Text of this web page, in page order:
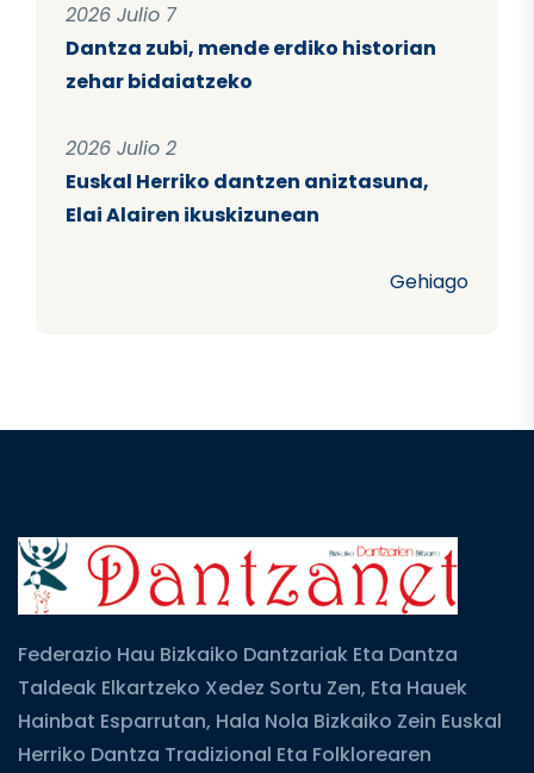
2026 Julio 7
Dantza zubi, mende erdiko historian
zehar bidaiatzeko
2026 Julio 2
Euskal Herriko dantzen aniztasuna,
Elai Alairen ikuskizunean
Gehiago
Federazio Hau Bizkaiko Dantzariak Eta Dantza
Taldeak Elkartzeko Xedez Sortu Zen, Eta Hauek
Hainbat Esparrutan, Hala Nola Bizkaiko Zein Euskal
Herriko Dantza Tradizional Eta Folklorearen